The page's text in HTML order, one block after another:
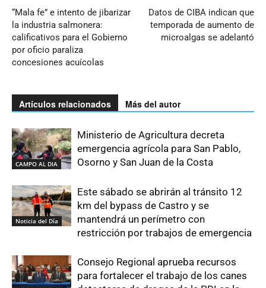
“Mala fe” e intento de jibarizar
la industria salmonera:
calificativos para el Gobierno
por oficio paraliza
concesiones acuícolas
Datos de CIBA indican que
temporada de aumento de
microalgas se adelantó
Artículos relacionados Más del autor
CAMPO AL DIA
Ministerio de Agricultura decreta
emergencia agrícola para San Pablo,
Osorno y San Juan de la Costa
Noticia del Día
Este sábado se abrirán al tránsito 12
km del bypass de Castro y se
mantendrá un perímetro con
restricción por trabajos de emergencia
Consejo Regional aprueba recursos
para fortalecer el trabajo de los canes